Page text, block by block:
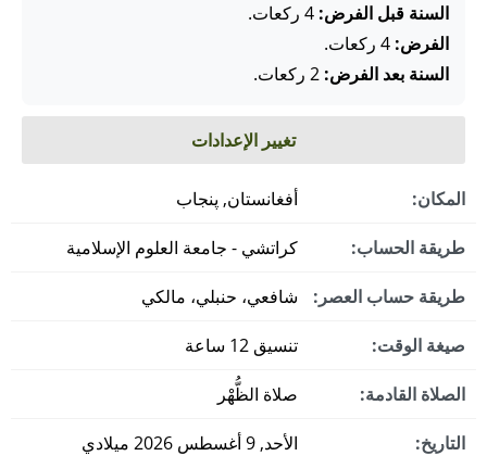
السنة قبل الفرض:
الفرض:
السنة بعد الفرض:
تغيير الإعدادات
المكان: أفغانستان, پنجاب
طريقة الحساب: كراتشي - جامعة العلوم الإسلامية
طريقة حساب العصر: شافعي، حنبلي، مالكي
صيغة الوقت: تنسيق 12 ساعة
الصلاة القادمة: صلاة الظُّهْر
التاريخ: الأحد, 9 أغسطس 2026 ميلادي